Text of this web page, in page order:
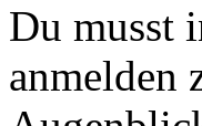
Du musst
anmelden